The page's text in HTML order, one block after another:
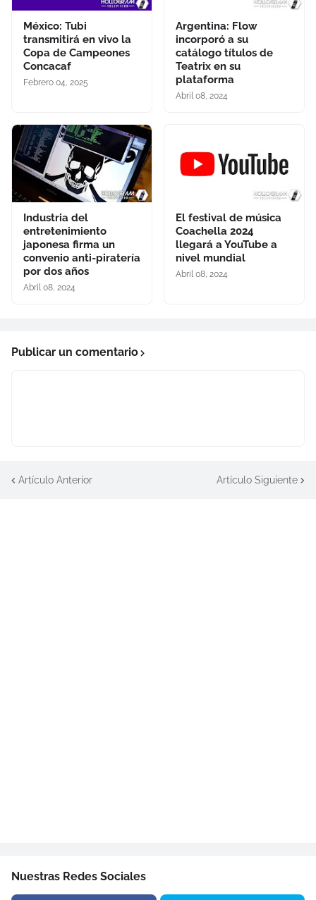
México: Tubi
transmitirá en vivo la
Copa de Campeones
Concacaf
Febrero 04, 2025
Argentina: Flow
incorporó a su
catálogo títulos de
Teatrix en su
plataforma
Abril 08, 2024
Industria del
entretenimiento
japonesa firma un
convenio anti-piratería
por dos años
Abril 08, 2024
El festival de música
Coachella 2024
llegará a YouTube a
nivel mundial
Abril 08, 2024
Publicar un comentario
Artículo Anterior Artículo Siguiente
Nuestras Redes Sociales